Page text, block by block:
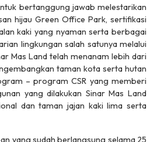
bertanggung jawab melestarikan
hijau Green Office Park, sertifikasi
kaki yang nyaman serta berbagai
lingkungan salah satunya melalui
Mas Land telah menanam lebih dari
taman kota serta hutan
– program CSR yang memberi
yang dilakukan Sinar Mas Land
dan taman jajan kaki lima serta
yang sudah berlangsung selama 25